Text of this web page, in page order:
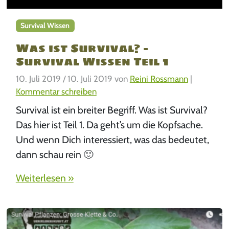
Survival Wissen
Was ist Survival? –
Survival Wissen Teil 1
10. Juli 2019 / 10. Juli 2019 von Reini Rossmann |
Kommentar schreiben
Survival ist ein breiter Begriff. Was ist Survival?
Das hier ist Teil 1. Da geht’s um die Kopfsache.
Und wenn Dich interessiert, was das bedeutet,
dann schau rein 🙂
Weiterlesen »